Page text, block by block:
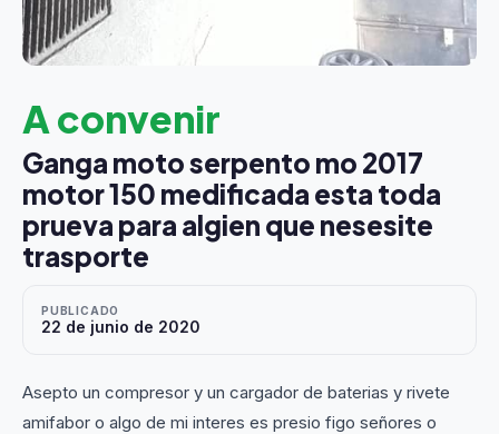
A convenir
Ganga moto serpento mo 2017
motor 150 medificada esta toda
prueva para algien que nesesite
trasporte
PUBLICADO
22 de junio de 2020
Asepto un compresor y un cargador de baterias y rivete
amifabor o algo de mi interes es presio figo señores o